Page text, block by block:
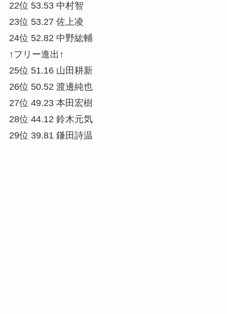
22位 53.53 中村智
23位 53.27 佐上凌
24位 52.82 中野紘輔
↑フリー進出↑
25位 51.16 山田耕新
26位 50.52 渡邊純也
27位 49.23 本田宏樹
28位 44.12 鈴木元気
29位 39.81 鎌田詩温